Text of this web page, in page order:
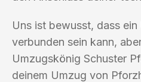
Uns ist bewusst, dass
verbunden sein kann,
Umzugskönig Schuster
deinem Umzug von